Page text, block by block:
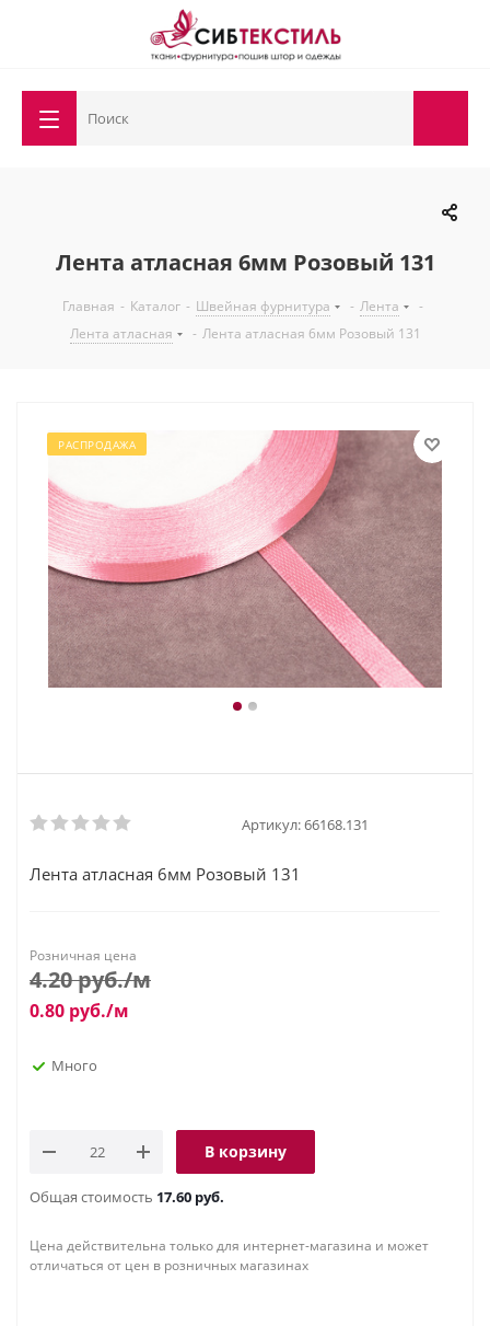
Лента атласная 6мм Розовый 131
Главная - Каталог - Швейная фурнитура - Лента
-
Лента атласная
- Лента атласная 6мм Розовый 131
РАСПРОДАЖА
Артикул:66168.131
Лента атласная 6мм Розовый 131
Розничная цена
4.20руб./м
0.80 руб./м
Много
В корзину
Общая стоимость 17.60 руб.
Цена действительна только для интернет-магазина и может
отличаться от цен в розничных магазинах